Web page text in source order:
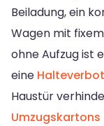
Beiladung, ein
Wagen mit
ohne Aufzug ist
eine
Haustür
Umzugskartons